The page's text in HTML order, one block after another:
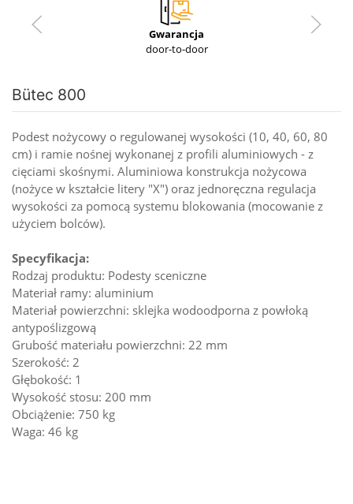
Gwarancja
door-to-door
Bütec 800
Podest nożycowy o regulowanej wysokości (10, 40, 60, 80
cm) i ramie nośnej wykonanej z profili aluminiowych - z
cięciami skośnymi. Aluminiowa konstrukcja nożycowa
(nożyce w kształcie litery "X") oraz jednoręczna regulacja
wysokości za pomocą systemu blokowania (mocowanie z
użyciem bolców).
Specyfikacja:
Rodzaj produktu: Podesty sceniczne
Materiał ramy: aluminium
Materiał powierzchni: sklejka wodoodporna z powłoką
antypoślizgową
Grubość materiału powierzchni: 22 mm
Szerokość: 2
Głębokość: 1
Wysokość stosu: 200 mm
Obciążenie: 750 kg
Waga: 46 kg